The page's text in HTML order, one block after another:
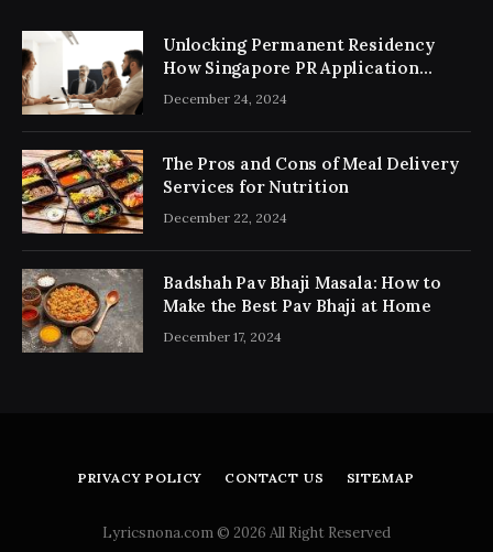
Unlocking Permanent Residency
How Singapore PR Application
Consultancy Simplifies the Process
December 24, 2024
The Pros and Cons of Meal Delivery
Services for Nutrition
December 22, 2024
Badshah Pav Bhaji Masala: How to
Make the Best Pav Bhaji at Home
December 17, 2024
PRIVACY POLICY CONTACT US SITEMAP
Lyricsnona.com © 2026 All Right Reserved